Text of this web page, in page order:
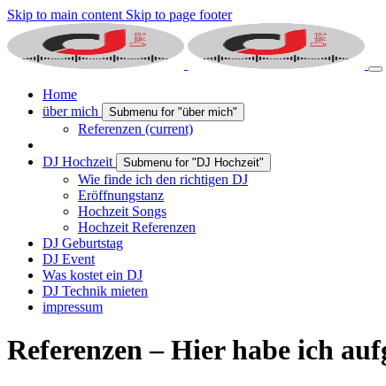
Skip to main content Skip to page footer
Home
über mich
Submenu for "über mich"
Referenzen (current)
DJ Hochzeit Submenu for "DJ Hochzeit"
Wie finde ich den richtigen DJ
Eröffnungstanz
Hochzeit Songs
Hochzeit Referenzen
DJ Geburtstag
DJ Event
Was kostet ein DJ
DJ Technik mieten
impressum
Referenzen – Hier habe ich